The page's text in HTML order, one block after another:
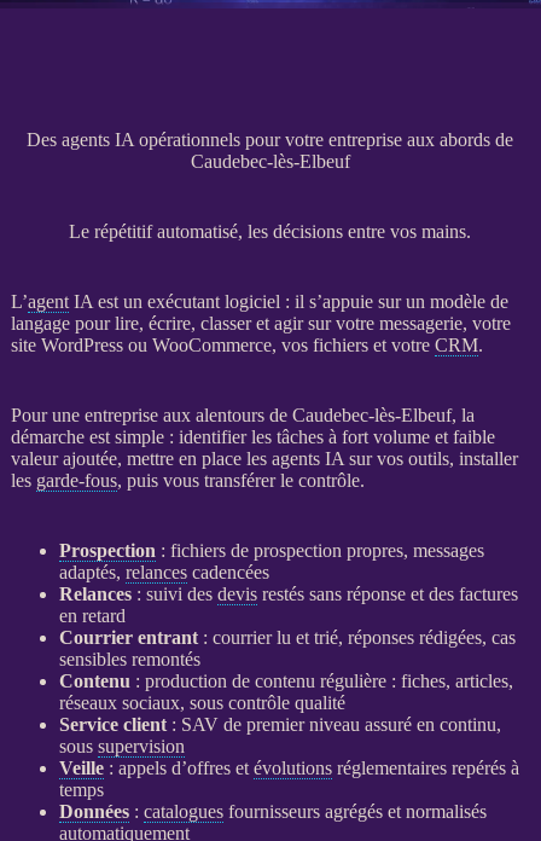
Des agents IA opérationnels pour votre entreprise aux abords de
Caudebec-lès-Elbeuf
Le répétitif automatisé, les décisions entre vos mains.
L’agent IA est un exécutant logiciel : il s’appuie sur un modèle de
langage pour lire, écrire, classer et agir sur votre messagerie, votre
site WordPressou WooCommerce, vos fichiers et votre CRM.
Pour une entreprise aux alentours de Caudebec-lès-Elbeuf, la
démarche est simple : identifier les tâches à fort volume et faible
valeur ajoutée, mettre en place les agents IA sur vos outils, installer
les garde-fous, puis vous transférer le contrôle.
Prospection : fichiers de prospection propres, messages
adaptés, relancescadencées
Relances: suivi des devisrestés sans réponse et des factures
en retard
Courrier entrant: courrier lu et trié, réponses rédigées, cas
sensibles remontés
Contenu : production de contenu régulière : fiches, articles,
réseaux sociaux, sous contrôle qualité
Service client: SAV de premier niveau assuré en continu,
sous supervision
Veille: appels d’offres et évolutionsréglementaires repérés à
temps
Données: cataloguesfournisseurs agrégés et normalisés
automatiquement